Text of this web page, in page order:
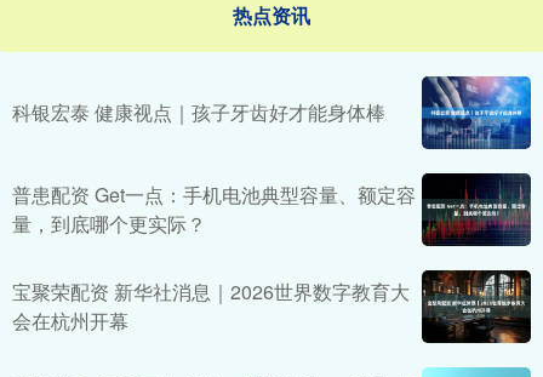
热点资讯
科银宏泰 健康视点｜孩子牙齿好才能身体棒
普患配资 Get一点：手机电池典型容量、额定容
量，到底哪个更实际？
宝聚荣配资 新华社消息｜2026世界数字教育大
会在杭州开幕